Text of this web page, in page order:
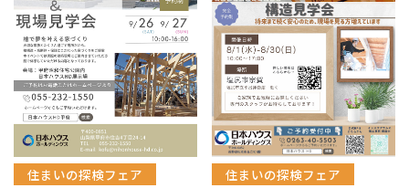
住まいの探検フェア 住まいの探検フェア